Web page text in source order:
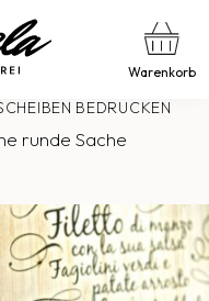
Warenkorb
BEDRUCKEN
runde Sache